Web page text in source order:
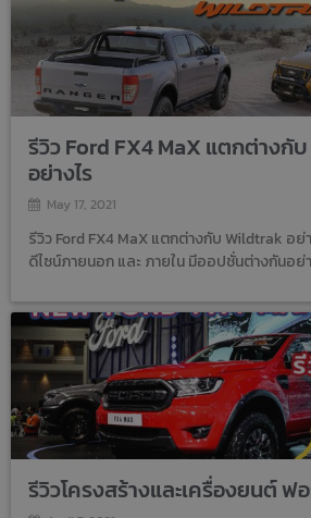
รีวิว Ford FX4 MaX แตกต่างกั
อย่างไร
May 17, 2021
รีวิว Ford FX4 MaX แตกต่างกับ Wildtrak อ
ดีไซน์ภายนอก และ ภายใน มีออปชั่นต่างกันอย่
รีวิวโครงสร้างและเครื่องยนต์ ฟ